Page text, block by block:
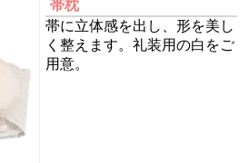
帯枕
帯に立体感を出し、形を美し
く整えます。礼装用の白をご
用意。